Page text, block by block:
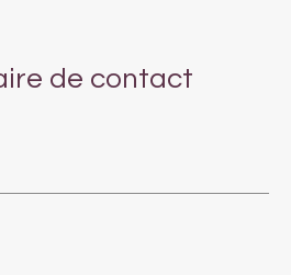
de contact